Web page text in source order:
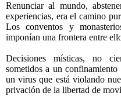
Renunciar al mundo,
experiencias, era el camino
Los conventos y
imponían una frontera entre
Decisiones místicas, no
sometidos a un
un virus que está violando
privación de la libertad de